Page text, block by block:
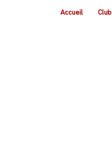
Accueil Club